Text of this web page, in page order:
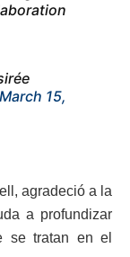
March 15,
agradeció a la
a profundizar
se tratan en el